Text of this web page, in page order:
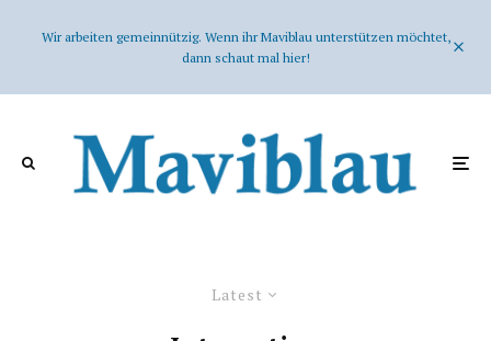
Wir arbeiten gemeinnützig. Wenn ihr Maviblau unterstützen möchtet,
dann schaut mal hier!
Latest